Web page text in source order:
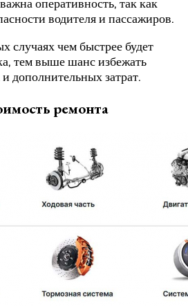
оперативность, так как
водителя и пассажиров.
случаях чем быстрее будет
тем выше шанс избежать
дополнительных затрат.
ремонта